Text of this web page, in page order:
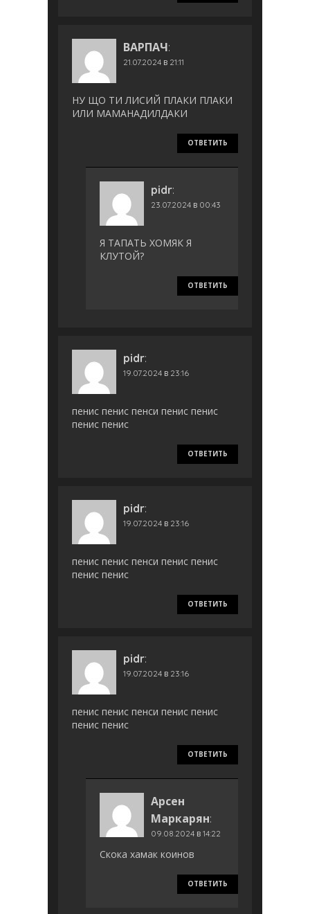
ВАРПАЧ:
21.07.2024 в 21:11
НУ ЩО ТИ ЛИСИЙ ПЛАКИ ПЛАКИ
ИЛИ МАМАНАДИЛДАКИ
ОТВЕТИТЬ
pidr:
23.07.2024 в 00:43
Я ТАПАТЬ ХОМЯК Я
КЛУТОЙ?
ОТВЕТИТЬ
pidr:
19.07.2024 в 23:16
пенис пенис пенси пенис пенис
пенис пенис
ОТВЕТИТЬ
pidr:
19.07.2024 в 23:16
пенис пенис пенси пенис пенис
пенис пенис
ОТВЕТИТЬ
pidr:
19.07.2024 в 23:16
пенис пенис пенси пенис пенис
пенис пенис
ОТВЕТИТЬ
Арсен
Маркарян:
09.08.2024 в 14:22
Скока хамак коинов
ОТВЕТИТЬ